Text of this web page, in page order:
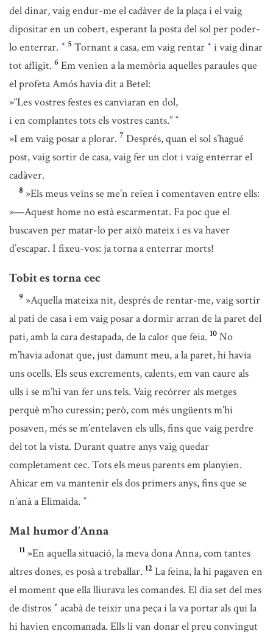
del dinar, vaig endur-me el cadàver de la plaça i el vaig
dipositar en un cobert, esperant la posta del sol per poder-
lo enterrar. * 5 Tornant a casa, em vaig rentar * i vaig dinar
tot afligit. 6 Em venien a la memòria aquelles paraules que
el profeta Amós havia dit a Betel:
»“Les vostres festes es canviaran en dol,
i en complantes tots els vostres cants.” *
»I em vaig posar a plorar. 7 Després, quan el sol s’hagué
post, vaig sortir de casa, vaig fer un clot i vaig enterrar el
cadàver.
8 »Els meus veïns se me’n reien i comentaven entre ells:
»—Aquest home no està escarmentat. Fa poc que el
buscaven per matar-lo per això mateix i es va haver
d’escapar. I fixeu-vos: ja torna a enterrar morts!
Tobit es torna cec
9 »Aquella mateixa nit, després de rentar-me, vaig sortir
al pati de casa i em vaig posar a dormir arran de la paret del
pati, amb la cara destapada, de la calor que feia. 10 No
m’havia adonat que, just damunt meu, a la paret, hi havia
uns ocells. Els seus excrements, calents, em van caure als
ulls i se m’hi van fer uns tels. Vaig recórrer als metges
perquè m’ho curessin; però, com més ungüents m’hi
posaven, més se m’entelaven els ulls, fins que vaig perdre
del tot la vista. Durant quatre anys vaig quedar
completament cec. Tots els meus parents em planyien.
Ahicar em va mantenir els dos primers anys, fins que se
n’anà a Elimaida. *
Mal humor d’Anna
11 »En aquella situació, la meva dona Anna, com tantes
altres dones, es posà a treballar. 12 La feina, la hi pagaven en
el moment que ella lliurava les comandes. El dia set del mes
de distros * acabà de teixir una peça i la va portar als qui la
hi havien encomanada. Ells li van donar el preu convingut